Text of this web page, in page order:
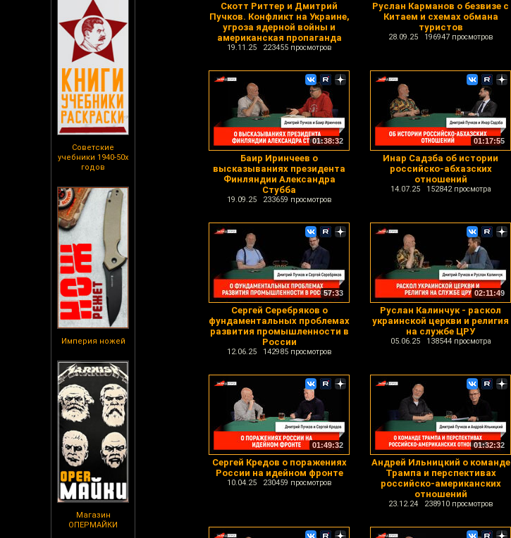
Советские
учебники 1940-50х
годов
Империя ножей
Магазин
ОПЕРМАЙКИ
Скотт Риттер и Дмитрий
Пучков. Конфликт на Украине,
угроза ядерной войны и
американская пропаганда
19.11.25 223455 просмотров
Руслан Карманов о безвизе с
Китаем и схемах обмана
туристов
28.09.25 196947 просмотров
01:38:32
Баир Иринчеев о
высказываниях президента
Финляндии Александра
Стубба
19.09.25 233659 просмотров
01:17:55
Инар Садзба об истории
российско-абхазских
отношений
14.07.25 152842 просмотра
57:33
Сергей Серебряков о
фундаментальных проблемах
развития промышленности в
России
12.06.25 142985 просмотров
02:11:49
Руслан Калинчук - раскол
украинской церкви и религия
на службе ЦРУ
05.06.25 138544 просмотра
01:49:32
Сергей Кредов о поражениях
России на идейном фронте
10.04.25 230459 просмотров
01:32:32
Андрей Ильницкий о команде
Трампа и перспективах
российско-американских
отношений
23.12.24 238910 просмотров